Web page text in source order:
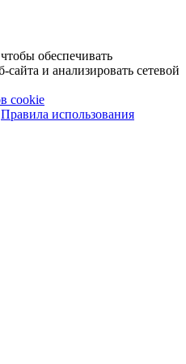
обеспечивать
и анализировать сетевой
cookie
Правила использования